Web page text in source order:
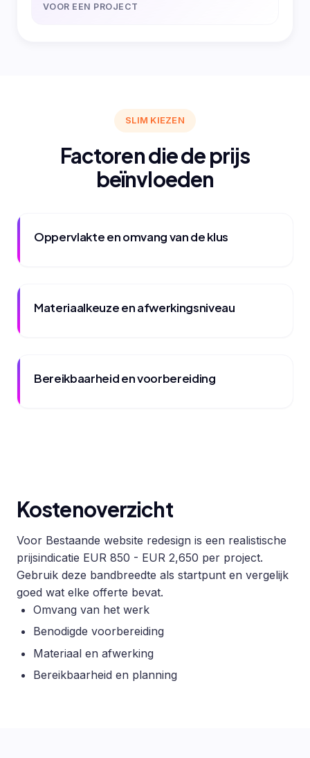
VOOR EEN PROJECT
SLIM KIEZEN
Factoren die de prijs
beïnvloeden
Oppervlakte en omvang van de klus
Materiaalkeuze en afwerkingsniveau
Bereikbaarheid en voorbereiding
Kostenoverzicht
Voor Bestaande website redesign is een realistische
prijsindicatie EUR 850 - EUR 2,650 per project.
Gebruik deze bandbreedte als startpunt en vergelijk
goed wat elke offerte bevat.
Omvang van het werk
Benodigde voorbereiding
Materiaal en afwerking
Bereikbaarheid en planning